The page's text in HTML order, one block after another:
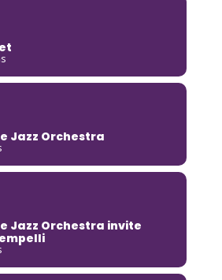
Jazz Orchestra
Jazz Orchestra invite